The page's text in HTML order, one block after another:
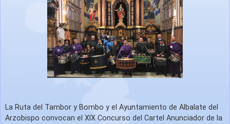
La Ruta del Tambor y Bombo y el Ayuntamiento de Albalate del
Arzobispo convocan el XIX Concurso del Cartel Anunciador de la